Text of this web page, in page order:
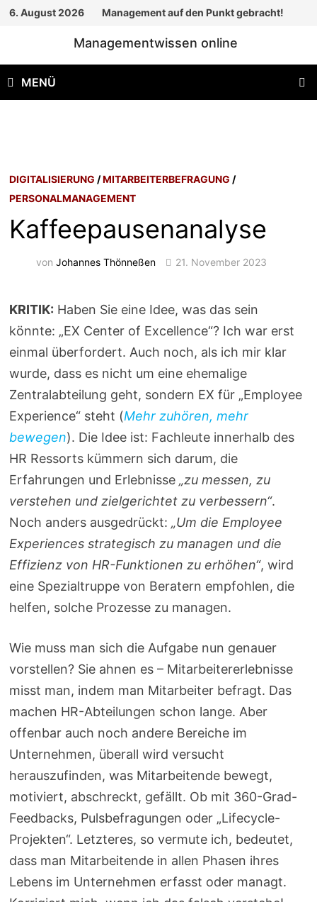
Zum
6. August 2026 Management auf den Punkt gebracht!
Managementwissen online
MENÜ
DIGITALISIERUNG /MITARBEITERBEFRAGUNG /
PERSONALMANAGEMENT
Kaffeepausenanalyse
vonJohannes Thönneßen 21. November 2023
KRITIK: Haben Sie eine Idee, was das sein
könnte: „EX Center of Excellence“? Ich war erst
einmal überfordert. Auch noch, als ich mir klar
wurde, dass es nicht um eine ehemalige
Zentralabteilung geht, sondern EX für „Employee
Experience“ steht (Mehr zuhören, mehr
bewegen). Die Idee ist: Fachleute innerhalb des
HR Ressorts kümmern sich darum, die
Erfahrungen und Erlebnisse„zu messen, zu
verstehen und zielgerichtet zu verbessern“.
Noch anders ausgedrückt:„Um die Employee
Experiences strategisch zu managen und die
Effizienz von HR-Funktionen zu erhöhen“, wird
eine Spezialtruppe von Beratern empfohlen, die
helfen, solche Prozesse zu managen.
Wie muss man sich die Aufgabe nun genauer
vorstellen? Sie ahnen es – Mitarbeitererlebnisse
misst man, indem man Mitarbeiter befragt. Das
machen HR-Abteilungen schon lange. Aber
offenbar auch noch andere Bereiche im
Unternehmen, überall wird versucht
herauszufinden, was Mitarbeitende bewegt,
motiviert, abschreckt, gefällt. Ob mit 360-Grad-
Feedbacks, Pulsbefragungen oder „Lifecycle-
Projekten“. Letzteres, so vermute ich, bedeutet,
dass man Mitarbeitende in allen Phasen ihres
Lebens im Unternehmen erfasst oder managt.